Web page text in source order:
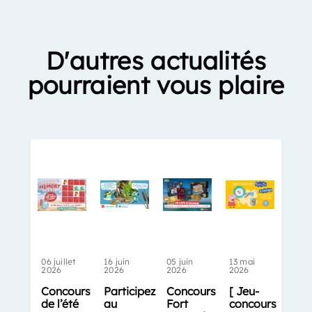
D'autres actualités
pourraient vous plaire
06 juillet
2026
Concours
de l’été
16 juin
2026
Participez
au
05 juin
2026
Concours
Fort
13 mai
2026
[ Jeu-
concours